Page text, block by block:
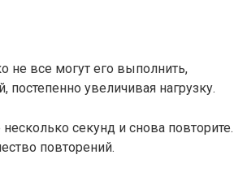
не все могут его выполнить,
увеличивая нагрузку.
секунд и снова повторите.
повторений.